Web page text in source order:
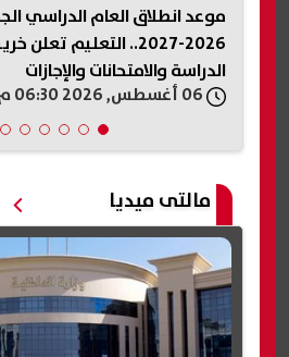
الجديد
تعلن خريطة
السيسي يهنئ
التأهل التاريخي
كأس العالم لكرة اليد
06 أغسطس, 2026 06:27 م
مالتى ميديا